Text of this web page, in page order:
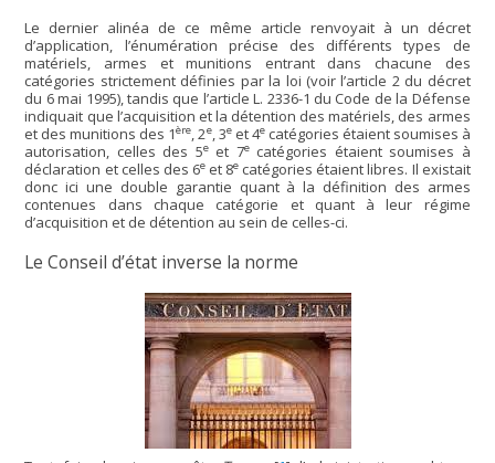
Le dernier alinéa de ce même article renvoyait à un décret
d’application, l’énumération précise des différents types de
matériels, armes et munitions entrant dans chacune des
catégories strictement définies par la loi (voir l’article 2 du décret
du 6 mai 1995), tandis que l’article L. 2336-1 du Code de la Défense
indiquait que l’acquisition et la détention des matériels, des armes
et des munitions des 1ère, 2e, 3eet 4ecatégories étaient soumises à
autorisation, celles des 5eet 7ecatégories étaient soumises à
déclaration et celles des 6eet 8e catégories étaient libres. Il existait
donc ici une double garantie quant à la définition des armes
contenues dans chaque catégorie et quant à leur régime
d’acquisition et de détention au sein de celles-ci.
Le Conseil d’état inverse la norme